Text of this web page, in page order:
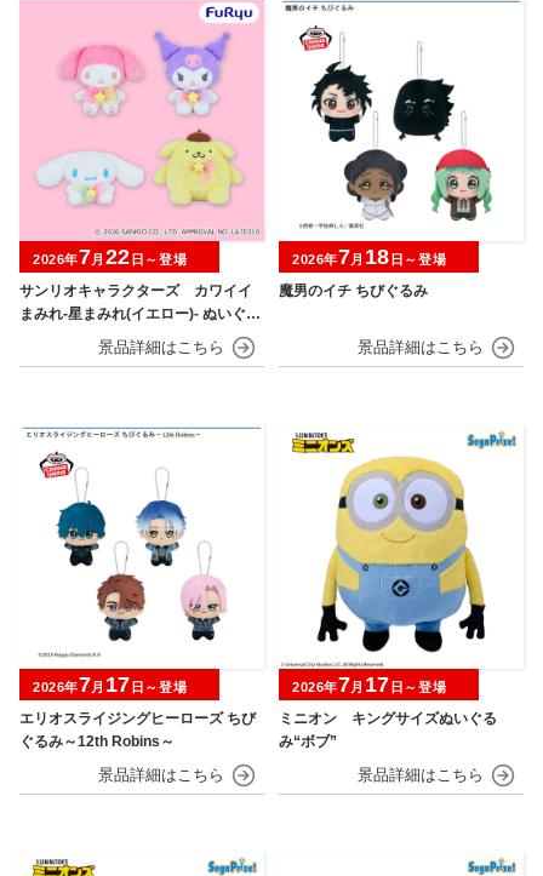
サンリオキャラクターズ カワイイ
まみれ-星まみれ(イエロー)- ぬいぐる
2026年7月 22 日～登場
魔男のイチ ちびぐるみ
2026年7月 18 日～登場
エリオスライジングヒーローズ ちび
ぐるみ～12th Robins～
2026年7月 17 日～登場
ミニオン キングサイズぬいぐる
み“ボブ”
2026年7月 17 日～登場